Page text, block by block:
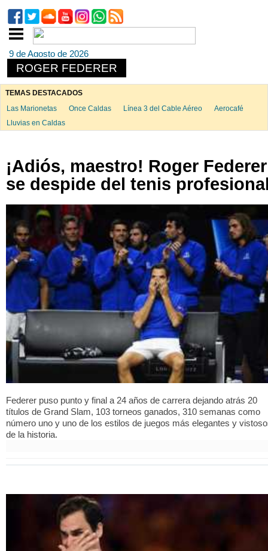
9 de Agosto de 2026
ROGER FEDERER
TEMAS DESTACADOS
Las Marionetas
Once Caldas Línea 3 del Cable Aéreo
Aerocafé
Lluvias en Caldas
¡Adiós, maestro! Roger Federer
se despide del tenis
Federer puso punto y final a 24 años de carrera dejando atrás 20
títulos de Grand Slam, 103 torneos ganados, 310 semanas como
número uno y uno de los estilos de juegos más elegantes y
de la historia.